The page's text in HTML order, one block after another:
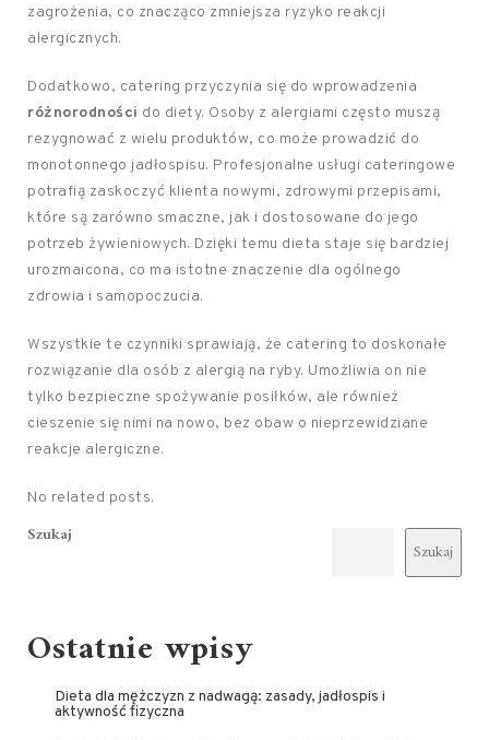
zagrożenia, co znacząco zmniejsza ryzyko reakcji
alergicznych.
Dodatkowo, catering przyczynia się do wprowadzenia
różnorodności do diety. Osoby z alergiami często muszą
rezygnować z wielu produktów, co może prowadzić do
monotonnego jadłospisu. Profesjonalne usługi cateringowe
potrafią zaskoczyć klienta nowymi, zdrowymi przepisami,
które są zarówno smaczne, jak i dostosowane do jego
potrzeb żywieniowych. Dzięki temu dieta staje się bardziej
urozmaicona, co ma istotne znaczenie dla ogólnego
zdrowia i samopoczucia.
Wszystkie te czynniki sprawiają, że catering to doskonałe
rozwiązanie dla osób z alergią na ryby. Umożliwia on nie
tylko bezpieczne spożywanie posiłków, ale również
cieszenie się nimi na nowo, bez obaw o nieprzewidziane
reakcje alergiczne.
No related posts.
Szukaj
Szukaj
Ostatnie wpisy
Dieta dla mężczyzn z nadwagą: zasady, jadłospis i
aktywność fizyczna